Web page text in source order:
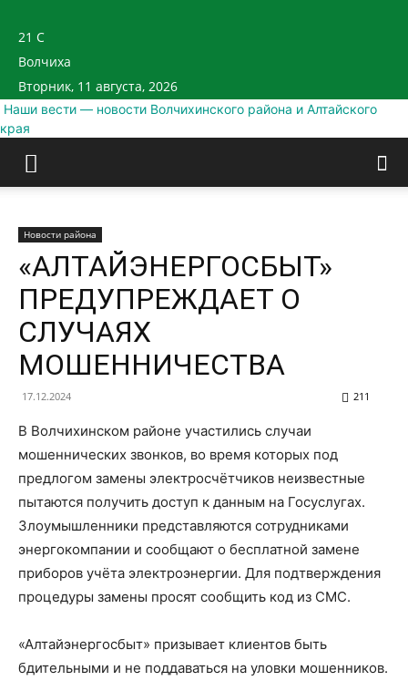
21 C
Волчиха
Вторник, 11 августа, 2026
Наши вести — новости Волчихинского района и Алтайского
края
Новости района
«АЛТАЙЭНЕРГОСБЫТ»
ПРЕДУПРЕЖДАЕТ О
СЛУЧАЯХ
МОШЕННИЧЕСТВА
17.12.2024 211
В Волчихинском районе участились случаи
мошеннических звонков, во время которых под
предлогом замены электросчётчиков неизвестные
пытаются получить доступ к данным на Госуслугах.
Злоумышленники представляются сотрудниками
энергокомпании и сообщают о бесплатной замене
приборов учёта электроэнергии. Для подтверждения
процедуры замены просят сообщить код из СМС.
«Алтайэнергосбыт» призывает клиентов быть
бдительными и не поддаваться на уловки мошенников.